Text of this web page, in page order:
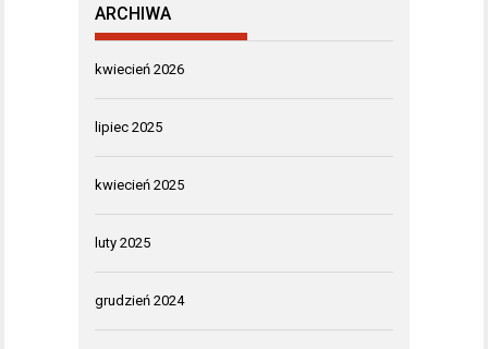
ARCHIWA
kwiecień 2026
lipiec 2025
kwiecień 2025
luty 2025
grudzień 2024